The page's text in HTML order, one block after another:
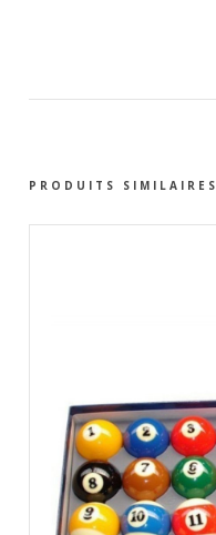
PRODUITS SIMILAIRES